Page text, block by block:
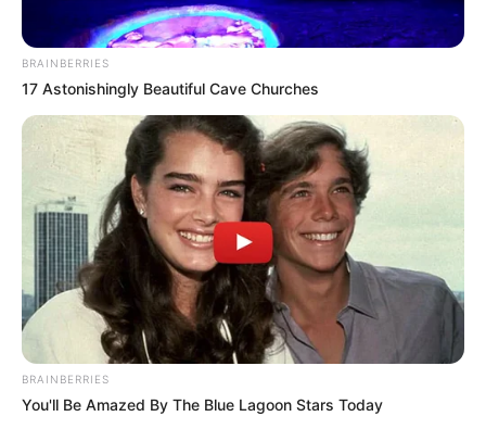
BRAINBERRIES
17 Astonishingly Beautiful Cave Churches
BRAINBERRIES
You'll Be Amazed By The Blue Lagoon Stars Today